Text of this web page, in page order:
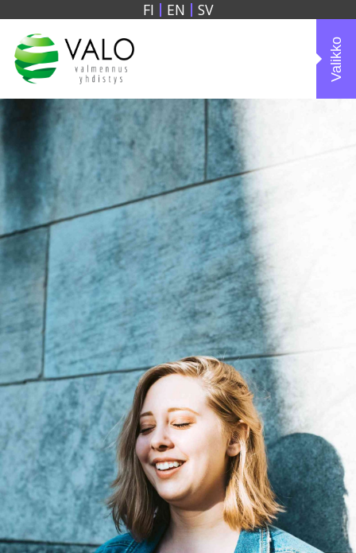
FI EN SV
Valikko